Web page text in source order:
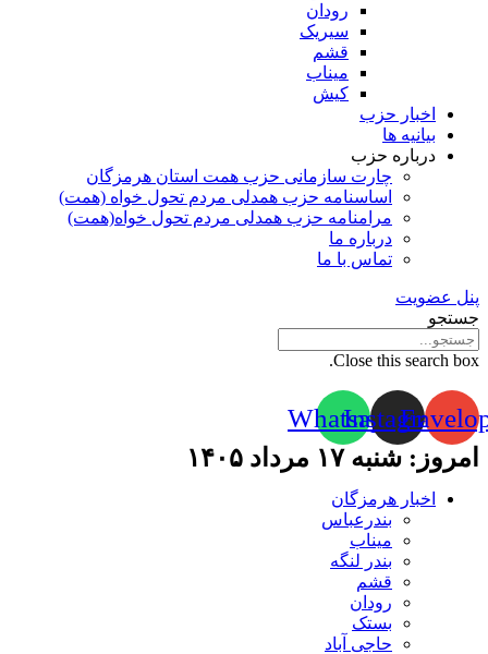
رودان
سیریک
قشم
میناب
کیش
اخبار حزب
بیانیه ها
درباره حزب
چارت سازمانی حزب همت استان هرمزگان
اساسنامه حزب همدلی مردم تحول خواه (همت)
مرامنامه حزب همدلی مردم تحول خواه(همت)
درباره ما
تماس با ما
پنل عضویت
جستجو
Close this search box.
Instagram
Whatsapp
امروز: شنبه ۱۷ مرداد ۱۴۰۵
اخبار هرمزگان
بندرعباس
میناب
بندر لنگه
قشم
رودان
بستک
حاجی آباد